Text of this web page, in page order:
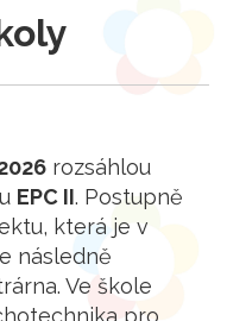
rozsáhlou
EPC II. Postupně
která je v
následně
Ve škole
pro